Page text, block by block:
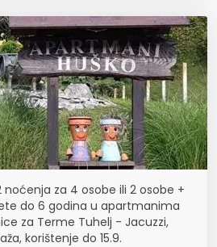
2 noćenja za 4 osobe ili 2 osobe +
do 6 godina u apartmanima
za Terme Tuhelj - Jacuzzi,
korištenje do 15.9.